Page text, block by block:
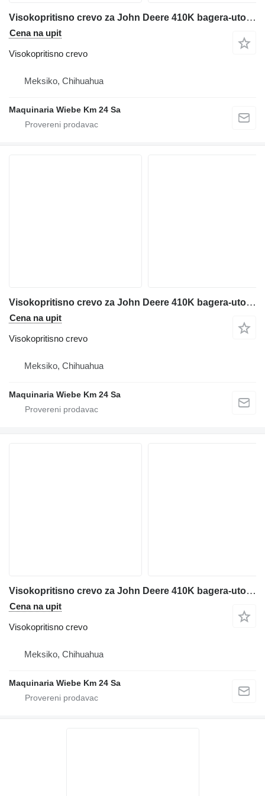
Visokopritisno crevo za John Deere 410K bagera-utovarivača
Cena na upit
Visokopritisno crevo
Meksiko, Chihuahua
Maquinaria Wiebe Km 24 Sa
Visokopritisno crevo za John Deere 410K bagera-utovarivača
Cena na upit
Visokopritisno crevo
Meksiko, Chihuahua
Maquinaria Wiebe Km 24 Sa
Visokopritisno crevo za John Deere 410K bagera-utovarivača
Cena na upit
Visokopritisno crevo
Meksiko, Chihuahua
Maquinaria Wiebe Km 24 Sa